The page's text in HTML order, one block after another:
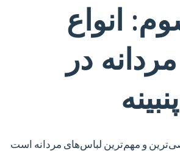
انواع
در
و مهم‌ترین لباس‌های مردانه است